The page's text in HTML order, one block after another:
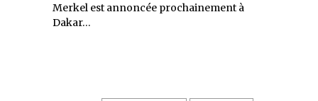
Merkel est annoncée prochainement à
Dakar…